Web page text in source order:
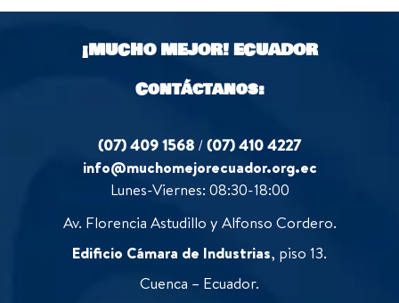
¡MUCHO MEJOR!ECUADOR
Contáctanos:
(07) 409 1568 /(07) 410 4227
info@muchomejorecuador.org.ec
Lunes-Viernes: 08:30-18:00
Av. Florencia Astudillo y Alfonso Cordero.
Edificio Cámara de Industrias, piso 13.
Cuenca – Ecuador.